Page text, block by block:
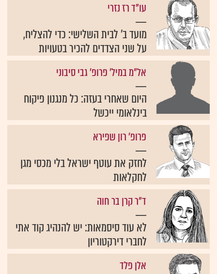
עו"ד רז נזרי
מועד ב' לבית השלישי: כדי להצליח,
על שני הצדדים להכיר בטעויות
אל"מ במיל' פרופ' גבי סיבוני
היום שאחרי בעזה: כל מנגנון פיקוח
בינלאומי ייכשל
פרופ' רון שפירא
לחזק את עוטף ישראל בלי מכסי מגן
לחקלאות
ד"ר קרן בר חוה
לא עוד סיסמאות: יש להנהיג קוד אתי
לחברי דירקטוריון
אלן פלד